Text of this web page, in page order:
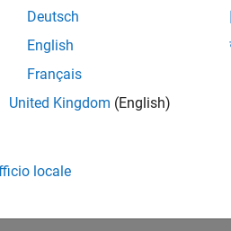
Deutsch
English
Français
United Kingdom (English)
locale